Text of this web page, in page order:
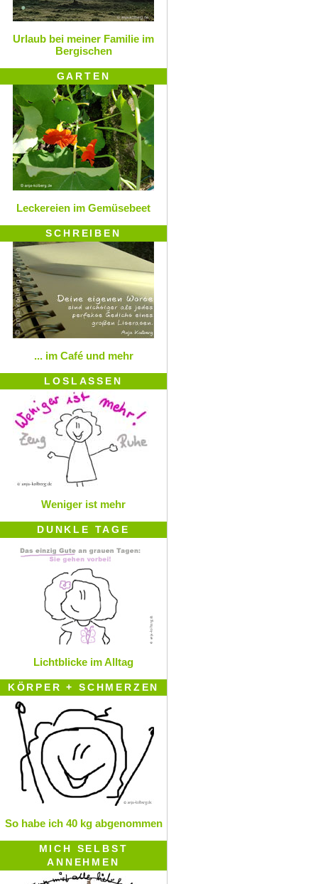
Urlaub bei meiner Familie im
Bergischen
GARTEN
Leckereien im Gemüsebeet
SCHREIBEN
... im Café und mehr
LOSLASSEN
Weniger ist mehr
DUNKLE TAGE
Lichtblicke im Alltag
KÖRPER + SCHMERZEN
So habe ich 40 kg abgenommen
MICH SELBST
ANNEHMEN